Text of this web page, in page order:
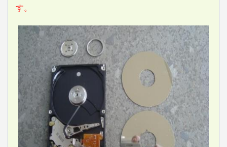
す。